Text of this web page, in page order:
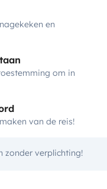
en
om in
van de reis!
zonder verplichting!